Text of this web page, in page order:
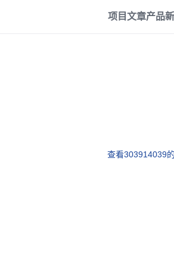
项目文章产品
查看303914039